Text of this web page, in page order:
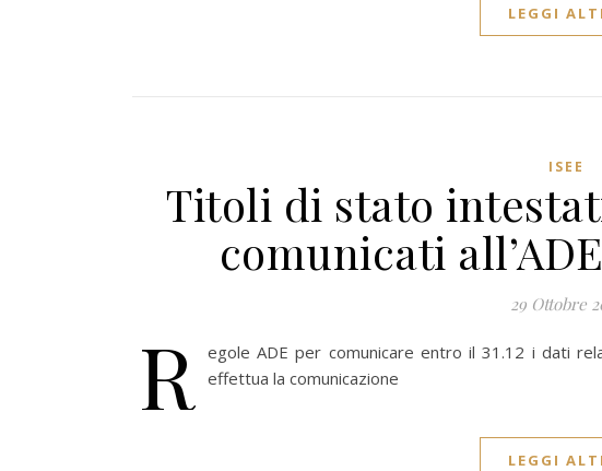
LEGGI
ISEE
Titoli di stato
comunicati
29 Ottobre
R egole ADE per comunicare entro il 31.12 i dati
effettua la comunicazione
LEGGI